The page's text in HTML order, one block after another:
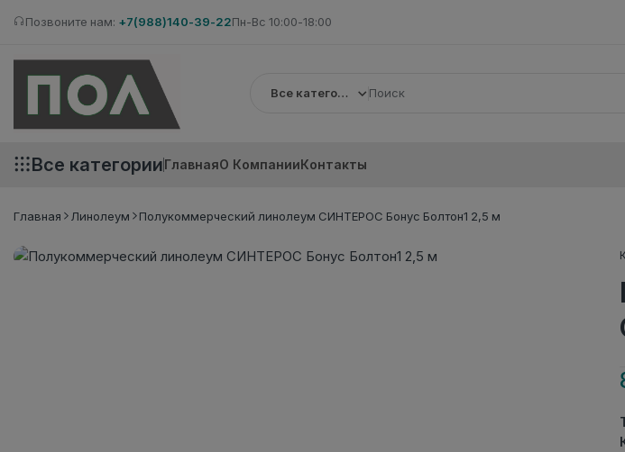
Позвоните нам: +7(988)140-39-22Пн-Вс 10:00-18:00
Все категории
Все категорииГлавнаяО КомпанииКонтакты
Главная Линолеум Полукоммерческий линолеум СИНТЕРОС Бонус Болтон1 2,5 м